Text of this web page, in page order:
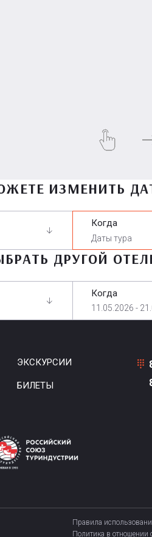
ИЗМЕНИТЬ
Когда
ДРУГОЙ
Когда
11.05.2026 -
ЭКСКУРСИИ
БИЛЕТЫ
Правила
Политика в отношении